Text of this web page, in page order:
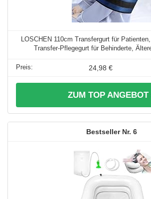
LOSCHEN 110cm Transfergurt für
Transfer-Pflegegurt für Behinderte,
24,98 €
ZUM TOP ANGEBOT
6